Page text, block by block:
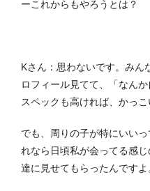
ーこれからもやろうとは？
Kさん：思わないです。みん
ロフィール見てて、「なん
スペックも高ければ、かっ
でも、周りの子が特にいい
れなら日頃私が会ってる感
達に見せてもらったんですよ